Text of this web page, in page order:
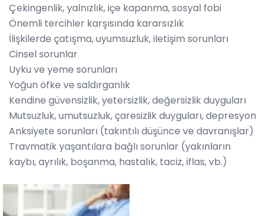
Çekingenlik, yalnızlık, içe kapanma, sosyal fobi
Önemli tercihler karşısında kararsızlık
İlişkilerde çatışma, uyumsuzluk, iletişim sorunları
Cinsel sorunlar
Uyku ve yeme sorunları
Yoğun öfke ve saldırganlık
Kendine güvensizlik, yetersizlik, değersizlik duyguları
Mutsuzluk, umutsuzluk, çaresizlik duyguları, depresyon
Anksiyete sorunları (takıntılı düşünce ve davranışlar)
Travmatik yaşantılara bağlı sorunlar (yakınların
kaybı, ayrılık, boşanma, hastalık, taciz, iflas, vb.)